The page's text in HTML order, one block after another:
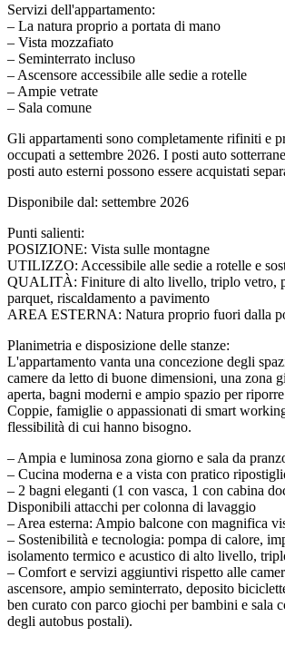
Servizi dell'appartamento:
– La natura proprio a portata di mano
– Vista mozzafiato
– Seminterrato incluso
– Ascensore accessibile alle sedie a rotelle
– Ampie vetrate
– Sala comune
Gli appartamenti sono completamente rifiniti e
occupati a settembre 2026. I posti auto
posti auto esterni possono essere acquistati
Disponibile dal: settembre 2026
Punti salienti:
POSIZIONE: Vista sulle montagne
UTILIZZO: Accessibile alle sedie a rotelle e
QUALITÀ: Finiture di alto livello, triplo vetro,
parquet, riscaldamento a pavimento
AREA ESTERNA: Natura proprio fuori dalla
Planimetria e disposizione delle stanze:
L'appartamento vanta una concezione degli
camere da letto di buone dimensioni, una zona
aperta, bagni moderni e ampio spazio per
Coppie, famiglie o appassionati di smart
flessibilità di cui hanno bisogno.
– Ampia e luminosa zona giorno e sala da
– Cucina moderna e a vista con pratico
– 2 bagni eleganti (1 con vasca, 1 con cabina
Disponibili attacchi per colonna di lavaggio
– Area esterna: Ampio balcone con magnifica
– Sostenibilità e tecnologia: pompa di calore,
isolamento termico e acustico di alto livello,
– Comfort e servizi aggiuntivi rispetto alle
ascensore, ampio seminterrato, deposito
ben curato con parco giochi per bambini e sala
degli autobus postali).